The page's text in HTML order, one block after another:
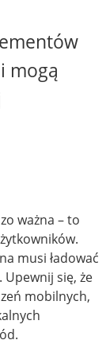
mogą
ważna – to
musi ładować
Upewnij się, że
mobilnych,